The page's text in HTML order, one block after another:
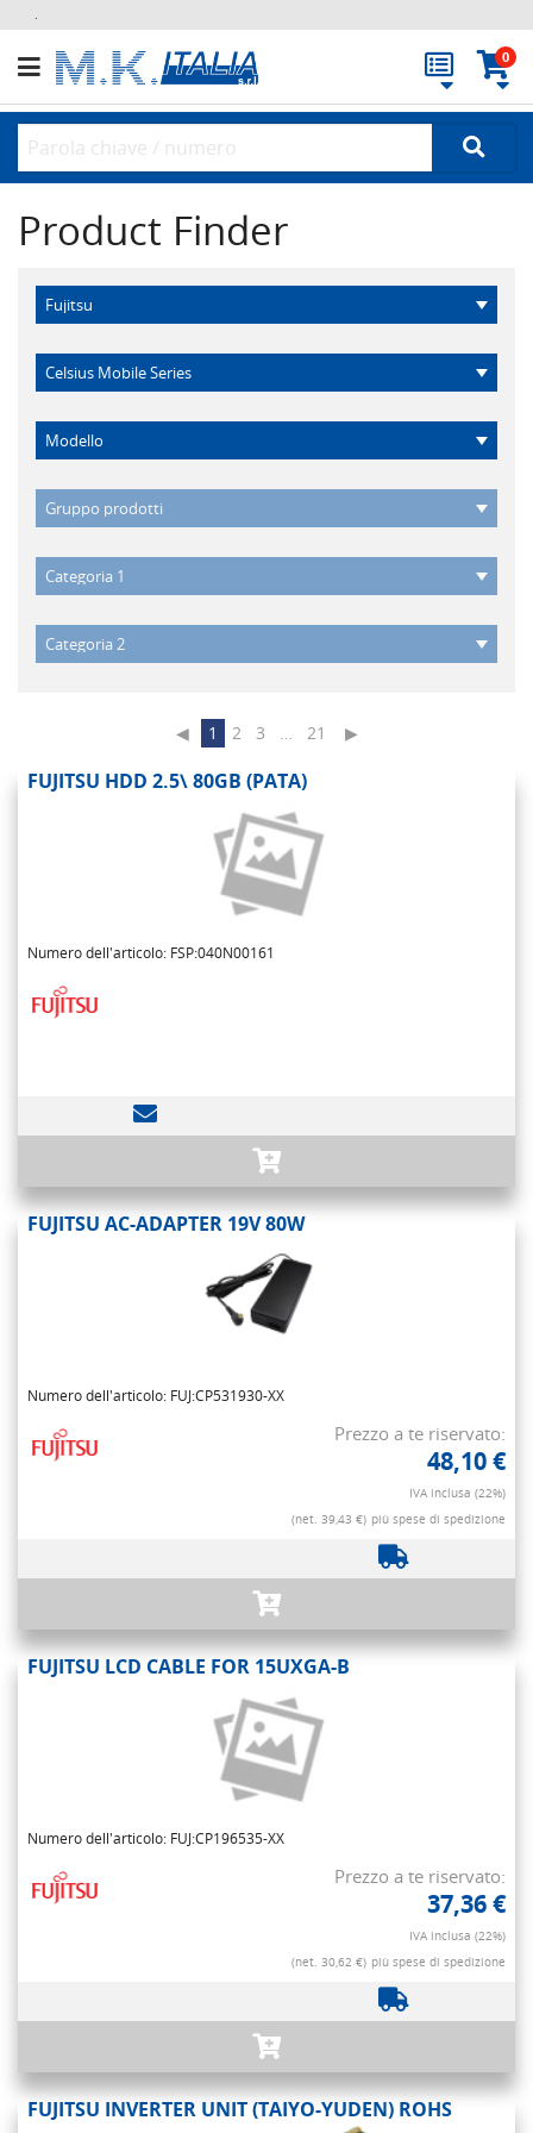
.
0
Product Finder
◀ 1 2 3 … 21 ▶
FUJITSU HDD 2.5\ 80GB (PATA)
Numero dell'articolo: FSP:040N00161
FUJITSU AC-ADAPTER 19V 80W
Numero dell'articolo: FUJ:CP531930-XX
Prezzo a te riservato:
48,10 €
IVA inclusa (22%)
(net. 39,43 €) più spese di spedizione
FUJITSU LCD CABLE FOR 15UXGA-B
Numero dell'articolo: FUJ:CP196535-XX
Prezzo a te riservato:
37,36 €
IVA inclusa (22%)
(net. 30,62 €) più spese di spedizione
FUJITSU INVERTER UNIT (TAIYO-YUDEN) ROHS